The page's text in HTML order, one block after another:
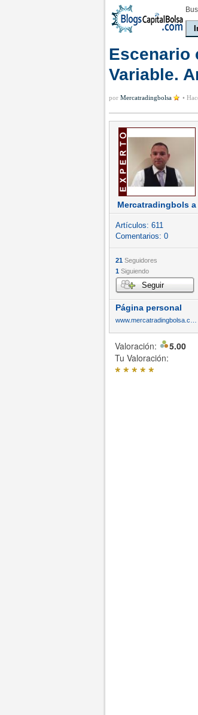
Escenario
Variable.
por Mercatradingbolsa •
Mercatradingbols a
Artículos: 611
Comentarios: 0
21 Seguidores
1 Siguiendo
Seguir
Página personal
Valoración:
5.00
Tu Valoración:
*****